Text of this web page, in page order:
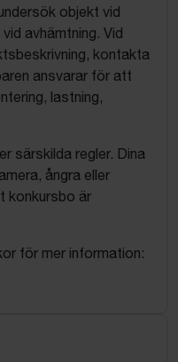
objekt vid
avhämtning. Vid
kontakta
ansvarar för att
lastning,
särskilda regler. Dina
ångra eller
konkursbo är
för mer information: